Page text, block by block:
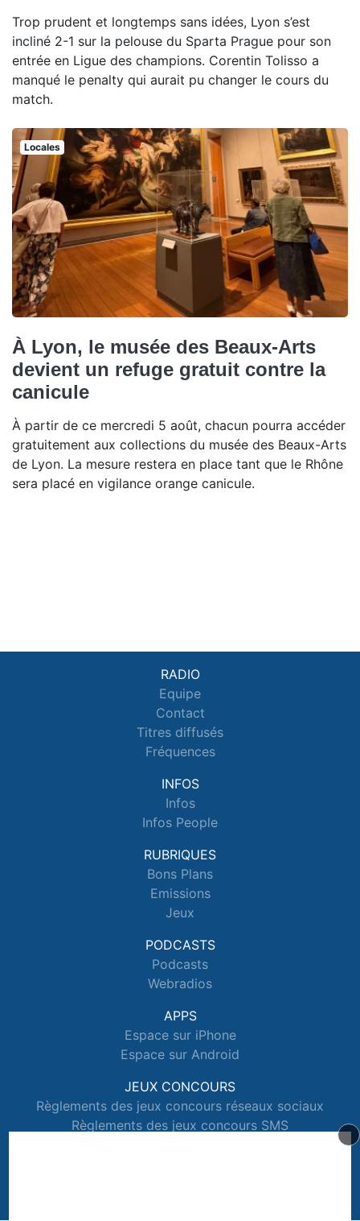
Trop prudent et longtemps sans idées, Lyon s’est
incliné 2-1 sur la pelouse du Sparta Prague pour son
entrée en Ligue des champions. Corentin Tolisso a
manqué le penalty qui aurait pu changer le cours du
match.
Locales
À Lyon, le musée des Beaux-Arts
devient un refuge gratuit contre la
canicule
À partir de ce mercredi 5 août, chacun pourra accéder
gratuitement aux collections du musée des Beaux-Arts
de Lyon. La mesure restera en place tant que le Rhône
sera placé en vigilance orange canicule.
RADIO
Equipe
Contact
Titres diffusés
Fréquences
INFOS
Infos
Infos People
RUBRIQUES
Bons Plans
Emissions
Jeux
PODCASTS
Podcasts
Webradios
APPS
Espace sur iPhone
Espace sur Android
JEUX CONCOURS
Règlements des jeux concours réseaux sociaux
Règlements des jeux concours SMS